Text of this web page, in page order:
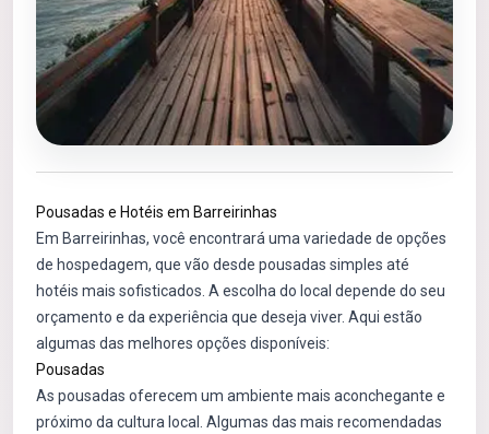
Pousadas e Hotéis em Barreirinhas
Em Barreirinhas, você encontrará uma variedade de opções
de hospedagem, que vão desde pousadas simples até
hotéis mais sofisticados. A escolha do local depende do seu
orçamento e da experiência que deseja viver. Aqui estão
algumas das melhores opções disponíveis:
Pousadas
As pousadas oferecem um ambiente mais aconchegante e
próximo da cultura local. Algumas das mais recomendadas